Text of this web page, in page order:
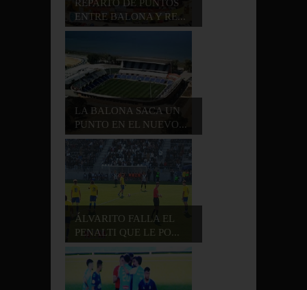
REPARTO DE PUNTOS
ENTRE BALONA Y RE...
LA BALONA SACA UN
PUNTO EN EL NUEVO...
ÁLVARITO FALLA EL
PENALTI QUE LE PO...